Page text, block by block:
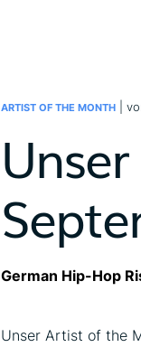
ARTIST OF THE MONTH |
German Hip-Hop
Unser Artist of the